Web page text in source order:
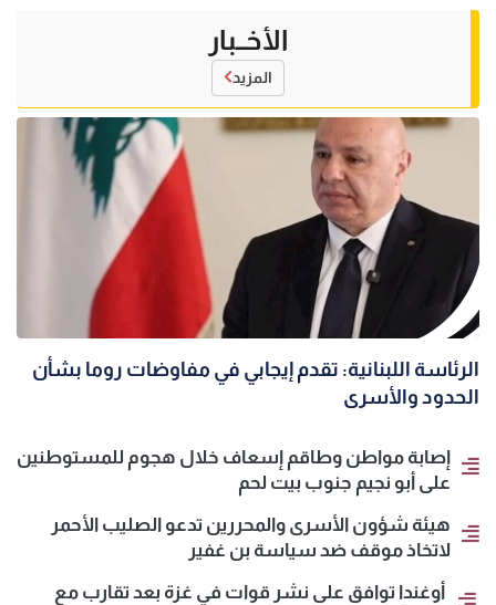
الأخــبار
المزيد
الرئاسة اللبنانية: تقدم إيجابي في مفاوضات روما بشأن
الحدود والأسرى
إصابة مواطن وطاقم إسعاف خلال هجوم للمستوطنين
على أبو نجيم جنوب بيت لحم
هيئة شؤون الأسرى والمحررين تدعو الصليب الأحمر
لاتخاذ موقف ضد سياسة بن غفير
أوغندا توافق على نشر قوات في غزة بعد تقارب مع